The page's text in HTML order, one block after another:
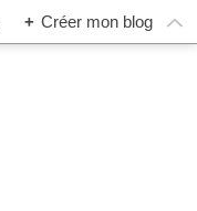
+ Créer mon blog